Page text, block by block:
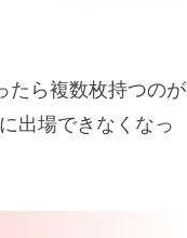
たら複数枚持つのが
出場できなくなっ